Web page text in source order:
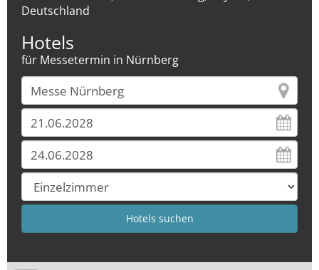
Deutschland
Hotels
für Messetermin in Nürnberg